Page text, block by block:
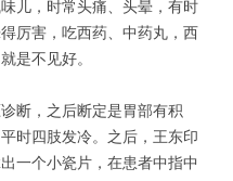
儿，时常头痛、头晕，有时
厉害，吃西药、中药丸，西
是不见好。
断，之后断定是胃部有积
时四肢发冷。之后，王东印
一个小瓷片，在患者中指中